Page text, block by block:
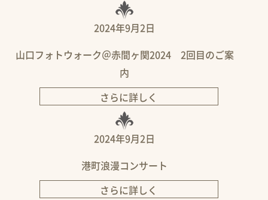
2024年9月2日
山口フォトウォーク＠赤間ヶ関2024 2回目のご案
内
さらに詳しく
2024年9月2日
港町浪漫コンサート
さらに詳しく